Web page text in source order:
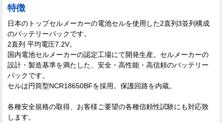
特徴
日本のトップセルメーカーの電池セルを使用した2直列3並列構成
のバッテリーパックです。
2直列 平均電圧7.2V。
国内電池セルメーカーの認定工場にて開発生産。セルメーカーの
設計・製造基準を満たした、安全・高性能・高信頼のバッテリー
パックです。
セルは円筒型NCR18650BFを採用。保護回路を内蔵。
各種安全規格の取得、お客様ご要望の各種信頼性試験にも対応致
します。